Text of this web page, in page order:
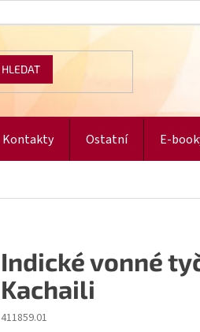
HLEDAT
Kontakty Ostatní E-
Indické vonné
Kachaili
411859.01